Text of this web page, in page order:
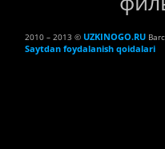
2010 – 2013 © UZKINOGO.RU
Saytdan foydalanish qoidalari